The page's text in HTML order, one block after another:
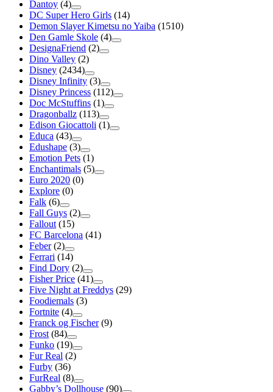
Dantoy (4)
DC Super Hero Girls (14)
Demon Slayer Kimetsu no Yaiba (1510)
Den Gamle Skole (4)
DesignaFriend (2)
Dino Valley (2)
Disney (2434)
Disney Infinity (3)
Disney Princess (112)
Doc McStuffins (1)
Dragonballz (113)
Edison Giocattoli (1)
Educa (43)
Edushape (3)
Emotion Pets (1)
Enchantimals (5)
Euro 2020 (0)
Explore (0)
Falk (6)
Fall Guys (2)
Fallout (15)
FC Barcelona (41)
Feber (2)
Ferrari (14)
Find Dory (2)
Fisher Price (41)
Five Night at Freddys (29)
Foodiemals (3)
Fortnite (4)
Franck og Fischer (9)
Frost (84)
Funko (19)
Fur Real (2)
Furby (36)
FurReal (8)
Gabby’s Dollhouse (90)